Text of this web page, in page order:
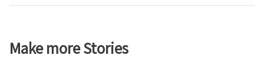
Make more Stories